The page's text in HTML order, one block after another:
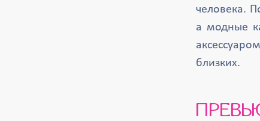
человека.
а модные
близких.